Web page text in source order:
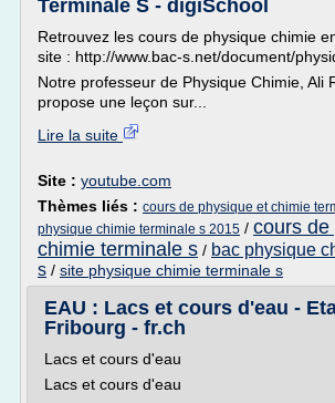
Terminale S - digiSchool
Retrouvez les cours de physique chimie
site : http://www.bac-s.net/document/
Notre professeur de Physique Chimie, Ali
propose une leçon sur...
Lire la suite
Site : youtube.com
Thèmes liés : cours de physique et chimie
physique chimie terminale s 2015 / cours de
chimie terminale s / bac physique
s / site physique chimie terminale s
EAU : Lacs et cours d'eau -
Fribourg - fr.ch
Lacs et cours d'eau
Lacs et cours d'eau